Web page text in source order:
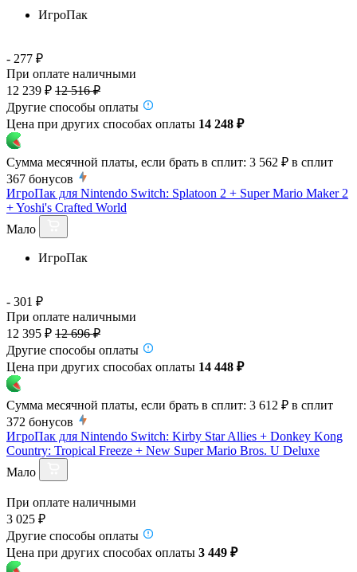
ИгроПак
- 277 ₽
При оплате наличными
12 239 ₽ 12 516 ₽
Другие способы оплаты
Цена при других способах оплаты 14 248 ₽
Сумма месячной платы, если брать в сплит: 3 562 ₽ в сплит
367 бонусов
ИгроПак для Nintendo Switch: Splatoon 2 + Super Mario Maker 2
+ Yoshi's Crafted World
Мало
ИгроПак
- 301 ₽
При оплате наличными
12 395 ₽ 12 696 ₽
Другие способы оплаты
Цена при других способах оплаты 14 448 ₽
Сумма месячной платы, если брать в сплит: 3 612 ₽ в сплит
372 бонусов
ИгроПак для Nintendo Switch: Kirby Star Allies + Donkey Kong
Country: Tropical Freeze + New Super Mario Bros. U Deluxe
Мало
При оплате наличными
3 025 ₽
Другие способы оплаты
Цена при других способах оплаты 3 449 ₽